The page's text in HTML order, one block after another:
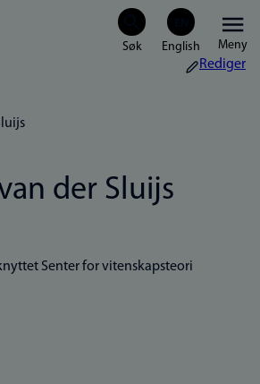
Meny
Rediger
der Sluijs
Senter for vitenskapsteori